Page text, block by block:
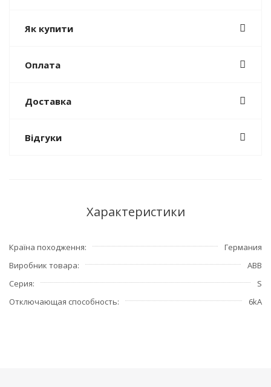
Як купити
Оплата
Доставка
Відгуки
Характеристики
Країна походження
Германия
Виробник товара
ABB
Серия
S
Отключающая способность
6kA